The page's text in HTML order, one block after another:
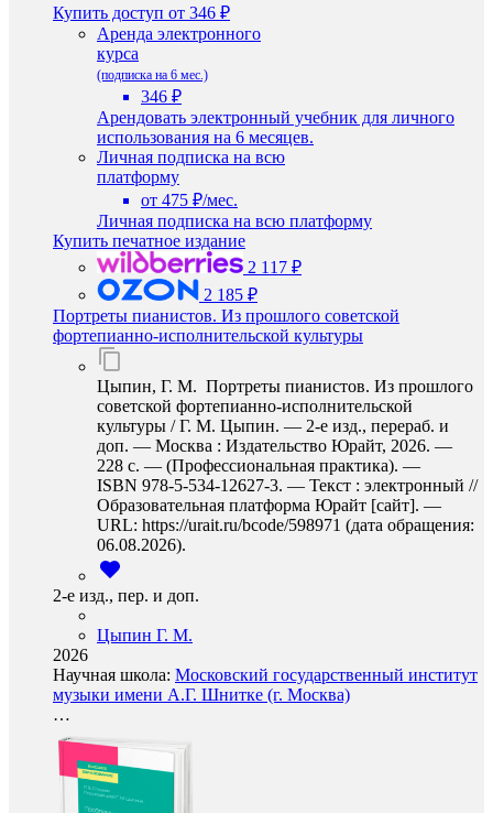
Купить доступ от 346 ₽
Аренда электронного
курса
(подписка на 6 мес.)
346 ₽
Арендовать электронный учебник для личного
использования на 6 месяцев.
Личная подписка на всю
платформу
от 475 ₽/мес.
Личная подписка на всю платформу
Купить печатное издание
2 117 ₽
2 185 ₽
Портреты пианистов. Из прошлого советской
фортепианно-исполнительской культуры
Цыпин, Г. М. Портреты пианистов. Из прошлого
советской фортепианно-исполнительской
культуры / Г. М. Цыпин. — 2-е изд., перераб. и
доп. — Москва : Издательство Юрайт, 2026. —
228 с. — (Профессиональная практика). —
ISBN 978-5-534-12627-3. — Текст : электронный //
Образовательная платформа Юрайт [сайт]. —
URL: https://urait.ru/bcode/598971 (дата обращения:
06.08.2026).
2-е изд., пер. и доп.
Цыпин Г. М.
2026
Научная школа: Московский государственный институт
музыки имени А.Г. Шнитке (г. Москва)
…